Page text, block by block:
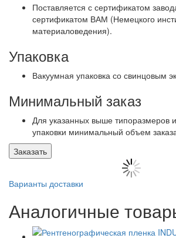
Поставляется с сертификатом
сертификатом ВАМ (Немецкого
материаловедения).
Упаковка
Вакуумная упаковка со свинцовым
Минимальный заказ
Для указанных выше типоразмеров
упаковки минимальный объем
Заказать
Варианты доставки
Аналогичные